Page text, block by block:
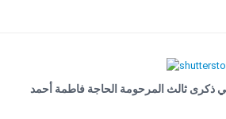
ذكرى ثالث المرحومة الحاجة فاطمة أحمد